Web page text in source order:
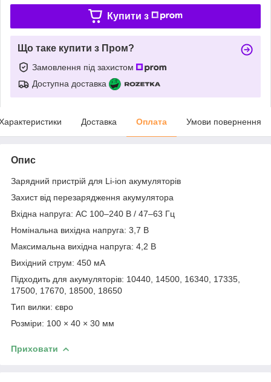
Купити з
Що таке купити з Пром?
Замовлення під захистом
Доступна доставка
Доставка Оплата Умови повернення
Опис
Зарядний пристрій для Li-ion акумуляторів
Захист від перезарядження акумулятора
Вхідна напруга: AC 100–240 В / 47–63 Гц
Номінальна вихідна напруга: 3,7 В
Максимальна вихідна напруга: 4,2 В
Вихідний струм: 450 мА
Підходить для акумуляторів: 10440, 14500, 16340, 17335,
17500, 17670, 18500, 18650
Тип вилки: євро
Розміри: 100 × 40 × 30 мм
Приховати